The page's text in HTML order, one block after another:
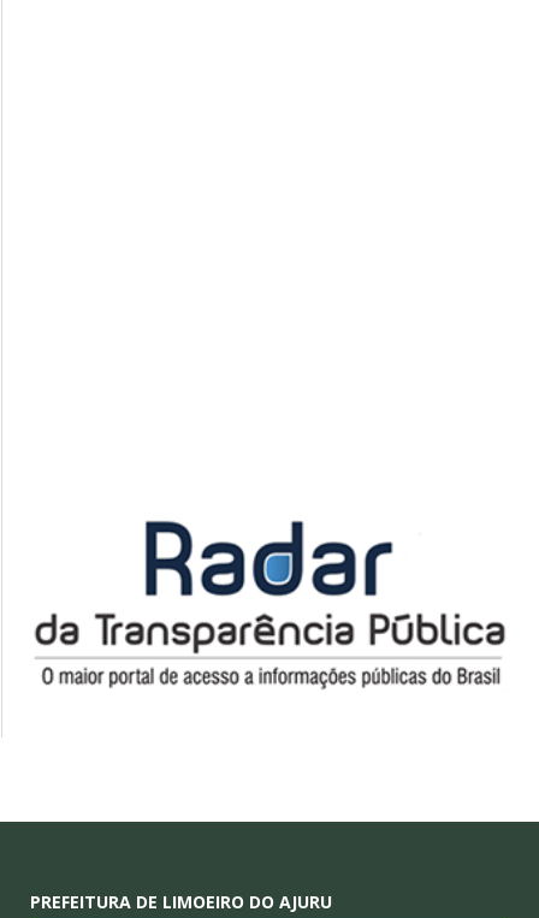
PREFEITURA DE LIMOEIRO DO AJURU